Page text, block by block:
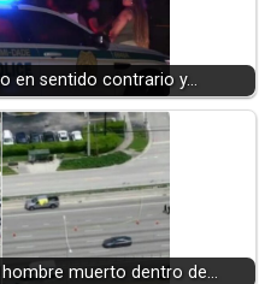
en sentido contrario y…
hombre muerto dentro de…